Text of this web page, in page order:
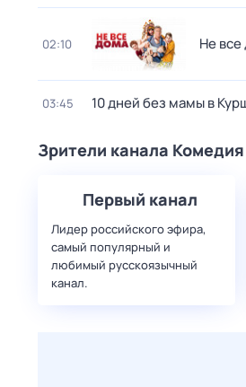
02:10 Не
03:45 10 дней без мамы в
Зрители канала
Первый канал
Лидер российского эфира,
самый популярный и
любимый русскоязычный
канал.